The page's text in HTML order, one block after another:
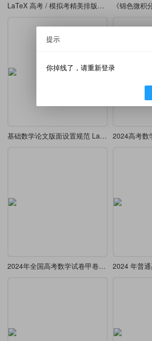
LaTeX 高考 / 模拟考精美排版模板
基础数学论文版面设置规范 LaTeX 模板 2024高考数
2024年全国高考数学试卷甲卷文科
提示
你掉线了，请重新登录